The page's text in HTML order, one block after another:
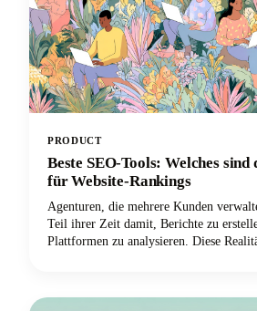
PRODUCT
Beste SEO-Tools: Welches sind
für Website-Rankings
Agenturen, die mehrere Kunden
Teil ihrer Zeit damit, Berichte zu
Plattformen zu analysieren. Diese